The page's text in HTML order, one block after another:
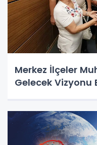
Merkez İlçeler
Gelecek Vizyonu